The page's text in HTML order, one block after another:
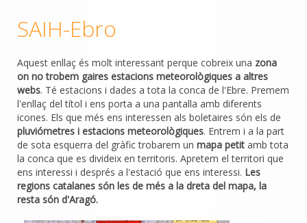
SAIH-Ebro
Aquest enllaç és molt interessant perque cobreix una zona
on no trobem gaires estacions meteorològiques a altres
webs. Té estacions i dades a tota la conca de l'Ebre. Premem
l'enllaç del títol i ens porta a una pantalla amb diferents
icones. Els que més ens interessen als boletaires són els de
pluviómetres i estacions meteorològiques. Entrem i a la part
de sota esquerra del gràfic trobarem un mapa petit amb tota
la conca que es divideix en territoris. Apretem el territori que
ens interessi i després a l'estació que ens interessi. Les
regions catalanes són les de més a la dreta del mapa, la
resta són d'Aragó.